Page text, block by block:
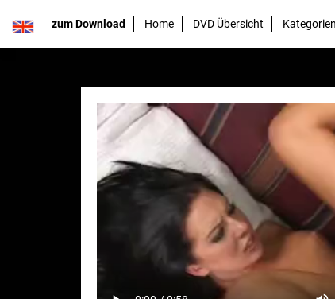
zum Download Home DVD Übersicht Kategorien